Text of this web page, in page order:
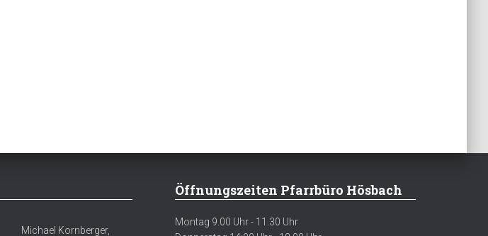
Michael Kornberger,
Öffnungszeiten Pfarrbüro Hösbach
Montag 9.00 Uhr - 11.30 Uhr